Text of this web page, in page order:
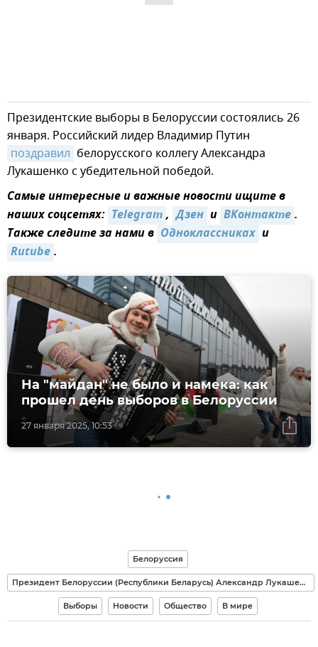
Президентские выборы в Белоруссии состоялись 26
января. Российский лидер Владимир Путин
поздравил белорусского коллегу Александра
Лукашенко с убедительной победой.
Самые интересные и важные новости ищите в
наших соцсетях: Telegram, Дзен и ВКонтакте.
Также следите за нами в Одноклассниках и
Rutube.
27 января 2025, 10:53
На "майдан" не было и намека: как
прошел день выборов в Белоруссии
Белоруссия
Президент Белоруссии (Республики Беларусь) Александр Лукашенко
Выборы Новости Общество В мире